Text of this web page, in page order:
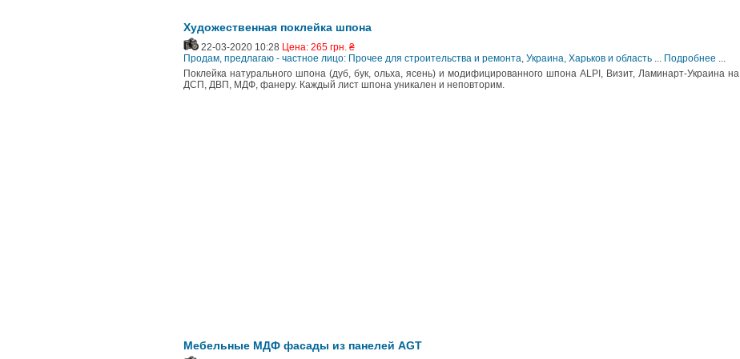
Художественная поклейка шпона
22-03-2020 10:28 Цена: 265 грн. ₴
Продам, предлагаю - частное лицо: Прочее для строительства и ремонта, Украина, Харьков и область ... Подробнее ...
Поклейка натурального шпона (дуб, бук, ольха, ясень) и модифицированного шпона ALPI, Визит, Ламинарт-Украина на
ДСП, ДВП, МДФ, фанеру. Каждый лист шпона уникален и неповторим.
Мебельные МДФ фасады из панелей AGT